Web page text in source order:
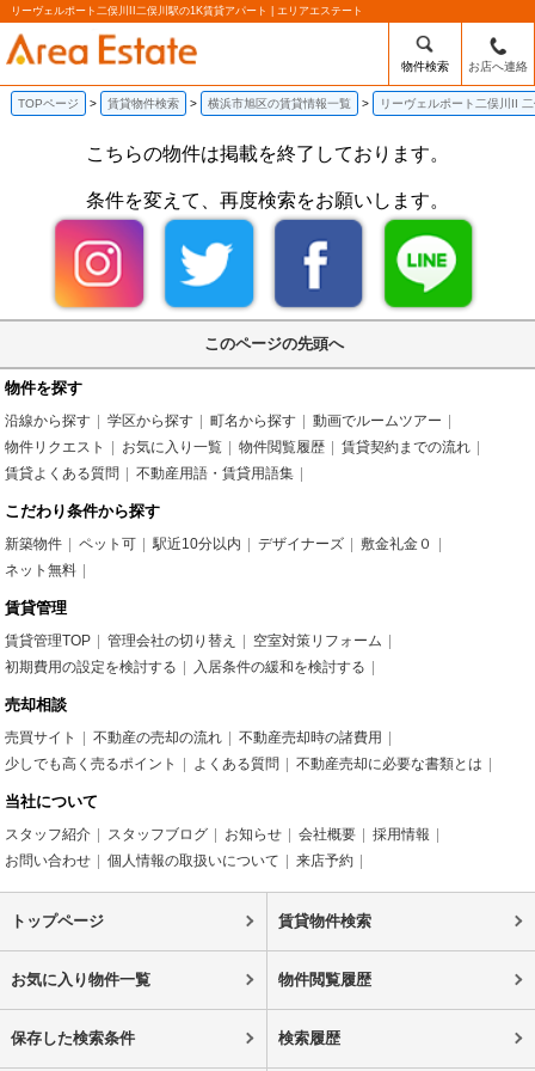
リーヴェルポート二俣川II二俣川駅の1K賃貸アパート | エリアエステート
物件検索 お店へ連絡
TOPページ 賃貸物件検索 横浜市旭区の賃貸情報一覧 リーヴェルポート二俣川II
こちらの物件は掲載を終了しております。
条件を変えて、再度検索をお願いします。
このページの先頭へ
物件を探す
沿線から探す 学区から探す 町名から探す
動画でルームツアー
物件リクエスト
お気に入り一覧 物件閲覧履歴
賃貸契約までの流れ
賃貸よくある質問
不動産用語・賃貸用語集
こだわり条件から探す
新築物件 ペット可 駅近10分以内 デザイナーズ
敷金礼金０
ネット無料
賃貸管理
賃貸管理TOP 管理会社の切り替え
空室対策リフォーム
初期費用の設定を検討する
入居条件の緩和を検討する
売却相談
売買サイト 不動産の売却の流れ
不動産売却時の諸費用
少しでも高く売るポイント
よくある質問 不動産売却に必要な書類とは
当社について
スタッフ紹介 スタッフブログ お知らせ 会社概要
採用情報
お問い合わせ
個人情報の取扱いについて 来店予約
トップページ 賃貸物件検索
お気に入り物件一覧 物件閲覧履歴
保存した検索条件 検索履歴